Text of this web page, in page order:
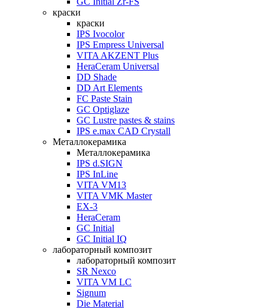
краски
краски
IPS Ivocolor
IPS Empress Universal
VITA AKZENT Plus
HeraCeram Universal
DD Shade
DD Art Elements
FC Paste Stain
GC Optiglaze
GC Lustre pastes & stains
IPS e.max CAD Crystall
Металлокерамика
Металлокерамика
IPS d.SIGN
IPS InLine
VITA VM13
VITA VMK Master
EX-3
HeraCeram
GC Initial
GC Initial IQ
лабораторный композит
лабораторный композит
SR Nexco
VITA VM LC
Signum
Die Material